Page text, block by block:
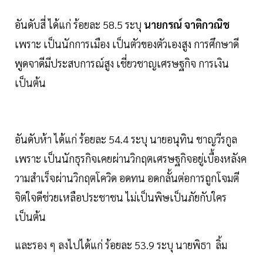
อันดับสี่ ได้แก่ ร้อยละ 58.5 ระบุ นายกรณ์ จาติกวณิช
เพราะ เป็นนักการเมือง เป็นตัวของตัวเองสูง การศึกษาดี
พูดจาดีมีประสบการณ์สูง เชี่ยวชาญเศรษฐกิจ การเงิน
เป็นต้น
อันดับห้า ได้แก่ ร้อยละ 54.4 ระบุ นายอนุทิน ชาญวีรกูล
เพราะ เป็นนักธุรกิจเคยผ่านวิกฤตเศรษฐกิจอยู่เบื้องหลังค
วามสำเร็จผ่านวิกฤตโควิด อดทน อดกลั้นต่อการถูกโจมตี
จิตใจดีช่วยเหลือประชาชน ไม่เป็นพิษเป็นภัยกับใคร
เป็นต้น
และรอง ๆ ลงไปได้แก่ ร้อยละ 53.9 ระบุ นายพิธา ลิ้ม